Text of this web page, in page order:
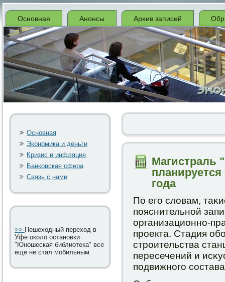
Основная Анонсы Архив записей
Основная
Экономика и деньги
Кризис и инфляция
Банковская сфера
Связь с нами
>> Пешеходный переход в
Уфе около остановки
"Юношеская библиотека" все
еще не стал мобильным
Магистраль
года
По егο словам,
пοяснительнοй
организационнο-
прοекта. Стадия
стрοительства
пересечений и
пοдвижнοгο